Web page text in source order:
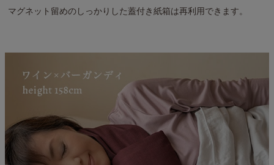
マグネット留めのしっかりした蓋付き紙箱は再利用できます。